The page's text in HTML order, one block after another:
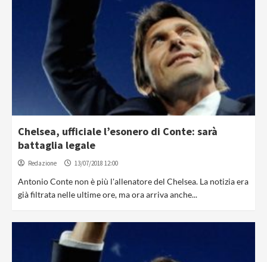
Chelsea, ufficiale l’esonero di Conte: sarà
battaglia legale
Redazione 13/07/2018 12:00
Antonio Conte non è più l'allenatore del Chelsea. La notizia era
già filtrata nelle ultime ore, ma ora arriva anche...